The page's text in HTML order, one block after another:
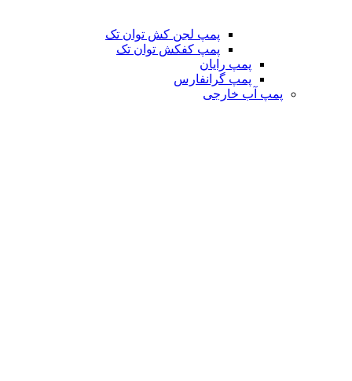
پمپ لجن کش توان تک
پمپ کفکش توان تک
پمپ رایان
پمپ گرانفارس
پمپ آب خارجی